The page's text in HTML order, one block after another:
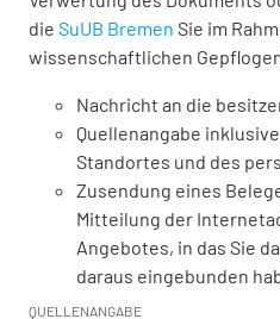
die SuUB Bremen Sie im
wissenschaftlichen
Nachricht an die
Quellenangabe
Standortes und des
Zusendung eines
Mitteilung der
Angebotes, in das Sie
daraus eingebunden
QUELLENANGABE